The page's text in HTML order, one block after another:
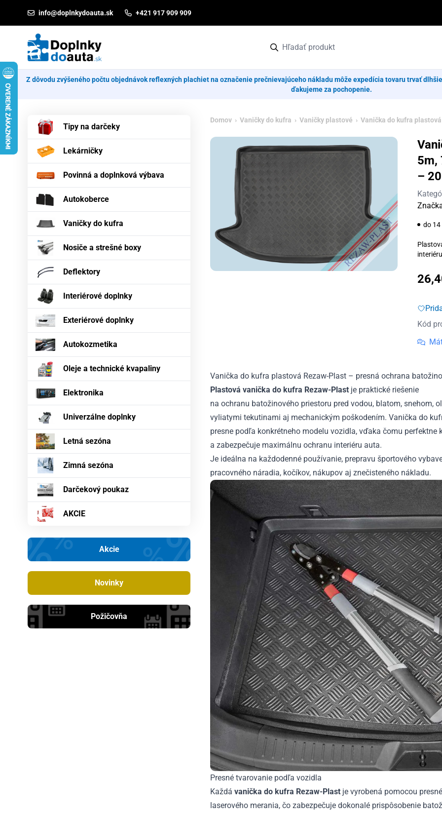
info@doplnkydoauta.sk +421 917 909 909
Z dôvodu zvýšeného počtu objednávok reflexných plachiet na označenie prečnievajúceho nákladu môže expedícia tovaru trvať
ďakujeme za pochopenie.
Tipy na darčeky
Lekárničky
Povinná a doplnková výbava
Autokoberce
Vaničky do kufra
Nosiče a strešné boxy
Deflektory
Interiérové doplnky
Exteriérové doplnky
Autokozmetika
Oleje a technické kvapaliny
Elektronika
Univerzálne doplnky
Letná sezóna
Zimná sezóna
Darčekový poukaz
AKCIE
Akcie
Novinky
Požičovňa
Domov › Vaničky do kufra › Vaničky plastové › Vanička do kufra
5m,
–
do
Kód
Vanička do kufra plastová Rezaw-Plast – presná ochrana
Plastová vanička do kufra Rezaw-Plast je praktické riešenie
na ochranu batožinového priestoru pred vodou, blatom, snehom,
vyliatymi tekutinami aj mechanickým poškodením. Vanička do
presne podľa konkrétneho modelu vozidla, vďaka čomu perfektne
a zabezpečuje maximálnu ochranu interiéru auta.
Je ideálna na každodenné používanie, prepravu športového
pracovného náradia, kočíkov, nákupov aj znečisteného nákladu.
Presné tvarovanie podľa vozidla
Každá vanička do kufra Rezaw-Plast je vyrobená pomocou
laserového merania, čo zabezpečuje dokonalé prispôsobenie